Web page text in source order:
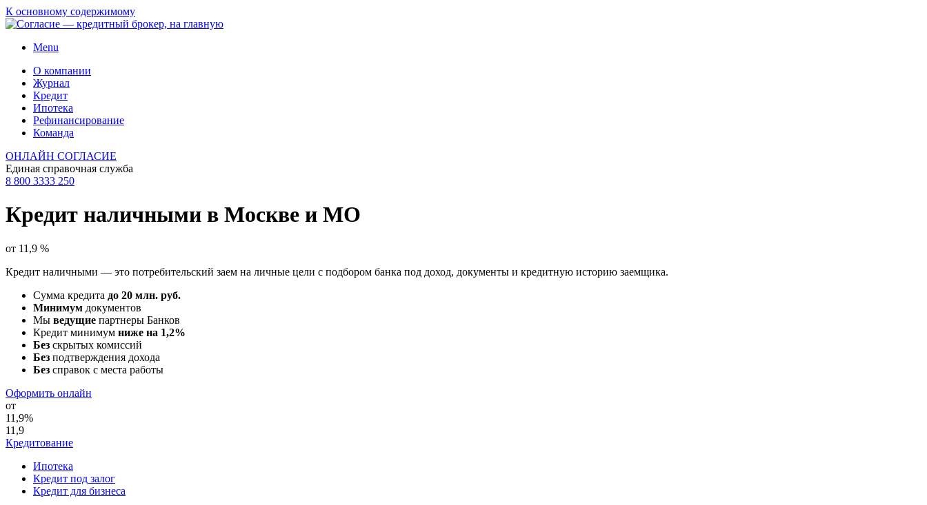
К основному содержимому
Menu
О компании
Журнал
Кредит
Ипотека
Рефинансирование
Команда
ОНЛАЙН СОГЛАСИЕ
Единая справочная служба
8 800 3333 250
Кредит наличными в Москве и МО
от 11,9 %
Кредит наличными — это потребительский заем на личные цели с подбором банка под доход, документы и кредитную историю заемщика.
Сумма кредита до 20 млн. руб.
Минимум документов
Мы ведущие партнеры Банков
Кредит минимум ниже на 1,2%
Без скрытых комиссий
Без подтверждения дохода
Без справок с места работы
Оформить онлайн
от
11 ,9%
11 ,9
Кредитование
Ипотека
Кредит под залог
Кредит для бизнеса